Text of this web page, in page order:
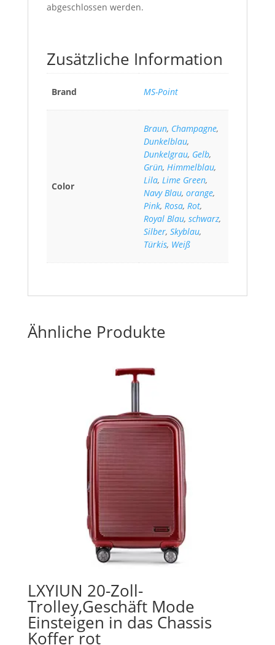
abgeschlossen werden.
Zusätzliche Information
Brand MS-Point
Color
Braun, Champagne,
Dunkelblau,
Dunkelgrau, Gelb,
Grün, Himmelblau,
Lila, Lime Green,
Navy Blau, orange,
Pink, Rosa, Rot,
Royal Blau, schwarz,
Silber, Skyblau,
Türkis, Weiß
Ähnliche Produkte
LXYIUN 20-Zoll-
Trolley,Geschäft Mode
Einsteigen in das Chassis
Koffer rot